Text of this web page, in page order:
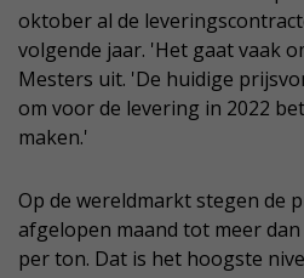
oktober al de
volgende jaar. 'Het gaat vaak
Mesters uit. 'De huidige
om voor de levering in 2022
maken.'
Op de wereldmarkt stegen de
afgelopen maand tot meer
per ton. Dat is het hoogste